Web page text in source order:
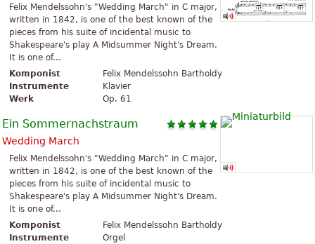
Felix Mendelssohn's "Wedding March" in C major,
written in 1842, is one of the best known of the
pieces from his suite of incidental music to
Shakespeare's play A Midsummer Night's Dream.
It is one of...
Komponist
Felix Mendelssohn Bartholdy
Instrumente
Klavier
Werk
Op. 61
Ein Sommernachstraum
Wedding March
Felix Mendelssohn's "Wedding March" in C major,
written in 1842, is one of the best known of the
pieces from his suite of incidental music to
Shakespeare's play A Midsummer Night's Dream.
It is one of...
Komponist
Felix Mendelssohn Bartholdy
Instrumente
Orgel